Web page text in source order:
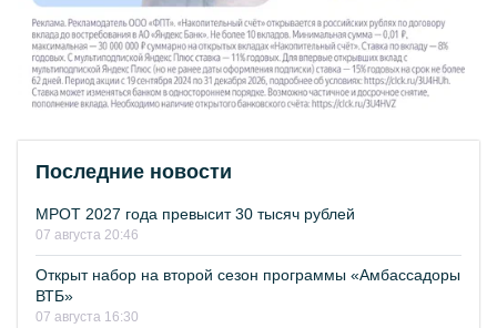
Последние новости
МРОТ 2027 года превысит 30 тысяч рублей
07 августа 20:46
Открыт набор на второй сезон программы «Амбассадоры
ВТБ»
07 августа 16:30